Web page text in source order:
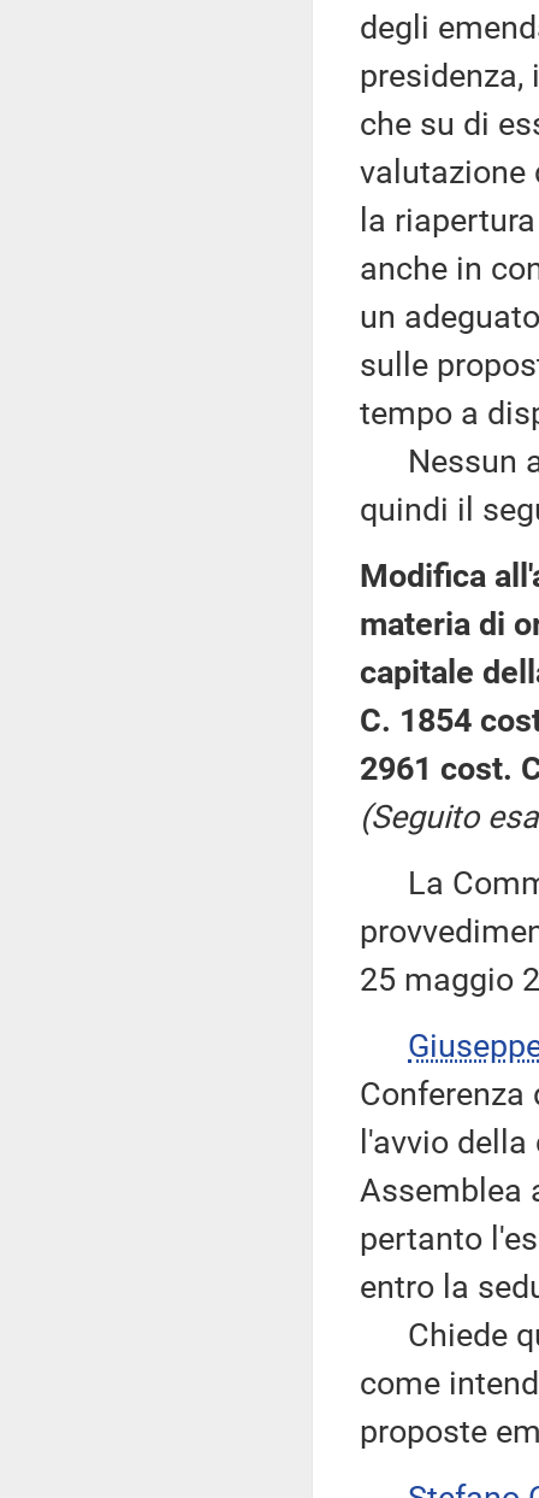
degli
presidenza,
che su di
valutazione
la
anche in
un
sulle
tempo a
Nessun
quindi il
Modifica
materia di
capitale
C. 1854
2961 cost.
(Seguito
La
25 maggio
l'avvio
Assemblea
pertanto
entro la
Chiede
come
proposte